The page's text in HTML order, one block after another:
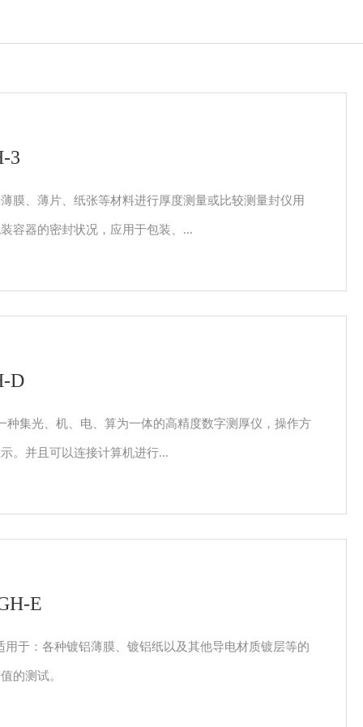
3
膜、薄片、纸张等材料进行厚度测量或比较测量封仪用
容器的密封状况，应用于包装、...
D
种集光、机、电、算为一体的高精度数字测厚仪，操作方
。并且可以连接计算机进行...
E
用于：各种镀铝薄膜、镀铝纸以及其他导电材质镀层等的
的测试。